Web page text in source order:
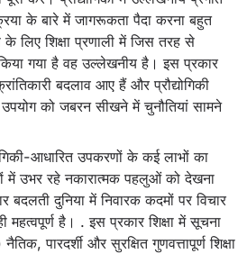
के बारे में जागरूकता पैदा करना बहुत
लिए शिक्षा प्रणाली में जिस तरह से
गया है वह उल्लेखनीय है। इस प्रकार
बदलाव आए हैं और प्रौद्योगिकी
को जबरन सीखने में चुनौतियां सामने
आधारित उपकरणों के कई लाभों का
में उभर रहे नकारात्मक पहलुओं को देखना
बदलती दुनिया में निवारक कदमों पर विचार
महत्वपूर्ण है। . इस प्रकार शिक्षा में सूचना
पारदर्शी और सुरक्षित गुणवत्तापूर्ण शिक्षा